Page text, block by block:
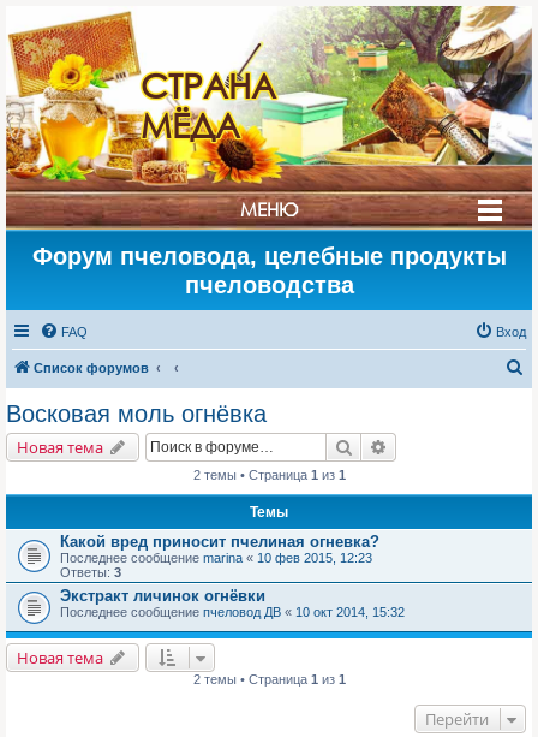
СТРАНА
МЁДА
МЕНЮ
Форум пчеловода, целебные продукты
пчеловодства
FAQ Вход
Список форумов
Восковая моль огнёвка
Новая тема Поиск
2 темы • Страница 1 из 1
Темы
Какой вред приносит пчелиная огневка?
Последнее сообщение marina « 10 фев 2015, 12:23
Ответы: 3
Экстракт личинок огнёвки
Последнее сообщение пчеловод ДВ « 10 окт 2014, 15:32
Новая тема
2 темы • Страница 1 из 1
Перейти